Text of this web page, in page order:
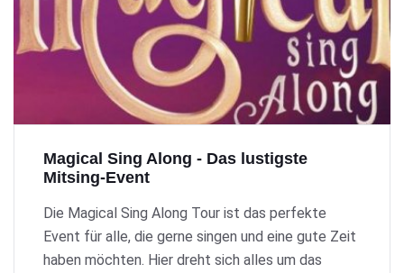
Magical Sing Along - Das lustigste
Mitsing-Event
Die Magical Sing Along Tour ist das perfekte
Event für alle, die gerne singen und eine gute Zeit
haben möchten. Hier dreht sich alles um das